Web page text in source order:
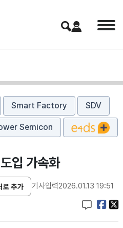
Smart Factory SDV
Semicon
입 가속화
기사입력2026.01.13 19:51